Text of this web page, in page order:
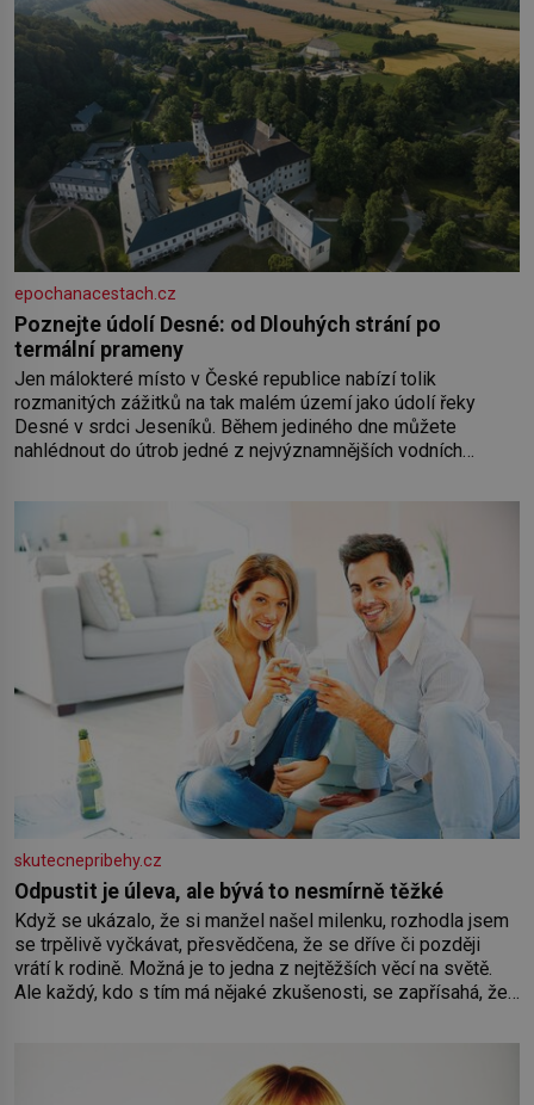
epochanacestach.cz
Poznejte údolí Desné: od Dlouhých strání po
termální prameny
Jen málokteré místo v České republice nabízí tolik
rozmanitých zážitků na tak malém území jako údolí řeky
Desné v srdci Jeseníků. Během jediného dne můžete
nahlédnout do útrob jedné z nejvýznamnějších vodních
koloběžce a den zakončit poznáváním památek ve Velkých
skutecnepribehy.cz
Odpustit je úleva, ale bývá to nesmírně těžké
Když se ukázalo, že si manžel našel milenku, rozhodla jsem
se trpělivě vyčkávat, přesvědčena, že se dříve či později
vrátí k rodině. Možná je to jedna z nejtěžších věcí na světě.
Ale každý, kdo s tím má nějaké zkušenosti, se zapřísahá, že